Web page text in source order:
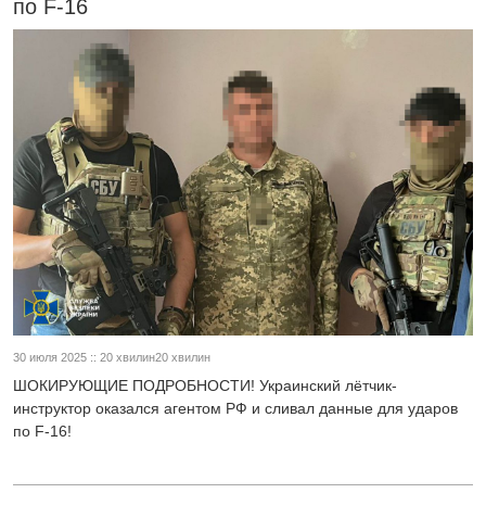
по F-16
30 июля 2025 :: 20 хвилин20 хвилин
ШОКИРУЮЩИЕ ПОДРОБНОСТИ! Украинский лётчик-
инструктор оказался агентом РФ и сливал данные для ударов
по F-16!